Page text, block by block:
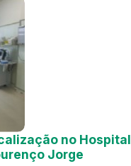
no Hospital
Jorge